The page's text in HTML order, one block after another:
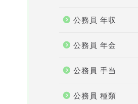
公務員 年収
公務員 年金
公務員 手当
公務員 種類